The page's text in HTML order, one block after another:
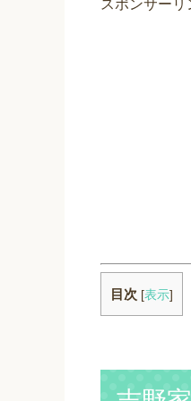
スポンサーリ
目次 [表示]